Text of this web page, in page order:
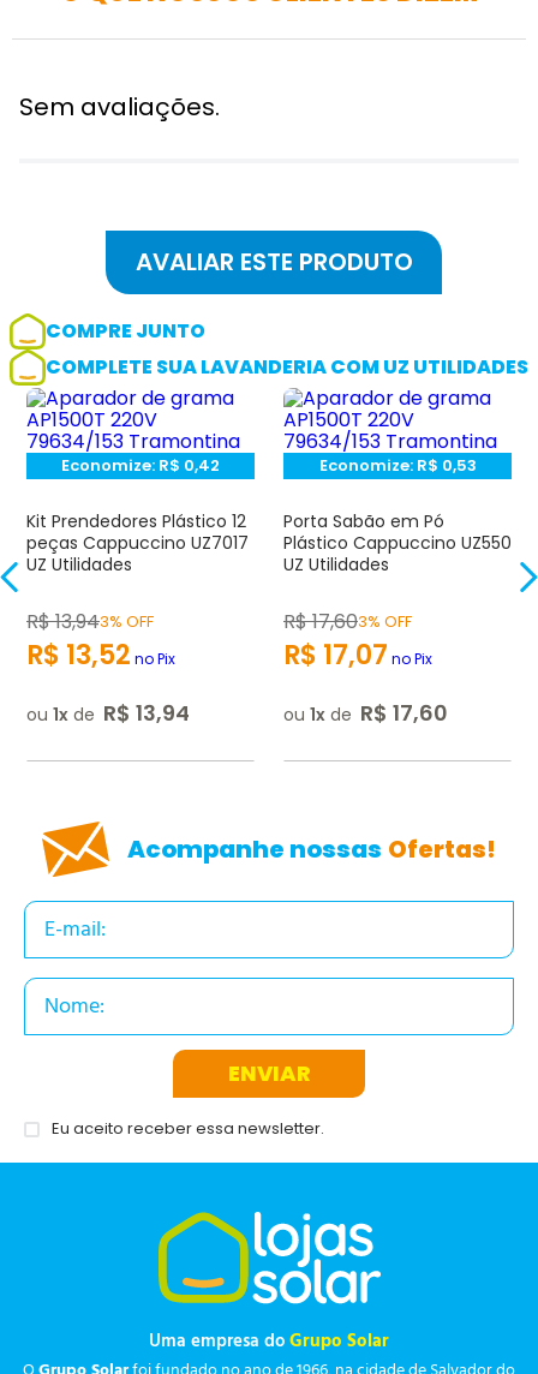
Adicionar avaliação
Avaliação
Avalie o produto de 1 até 5 estrelas
★★★
Endereço de e-mail
ENVIAR AVALIAÇÃO
Sem avaliações.
COMPRE JUNTO
COMPLETE SUA LAVANDERIA COM UZ UTILIDADES
Economize: R$ 0,42
Kit Prendedores Plástico 12
peças Cappuccino UZ7017
UZ Utilidades
R$13,943% OFF
R$ 13,52 no Pix
ou 1 de R$ 13,94
Economize: R$ 0,53
Porta Sabão em Pó
Plástico Cappuccino UZ550
UZ Utilidades
R$17,603% OFF
R$ 17,07 no Pix
ou 1 de R$ 17,60
Acompanhe nossas Ofertas!
ENVIAR
Eu aceito receber essa newsletter.
Uma empresa doGrupo Solar